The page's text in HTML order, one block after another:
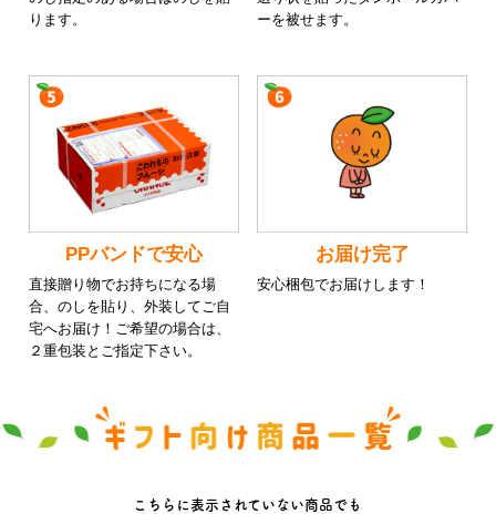
ります。
ーを被せます。
PPバンドで安心
直接贈り物でお持ちになる場
合、のしを貼り、外装してご自
宅へお届け！ご希望の場合は、
２重包装とご指定下さい。
お届け完了
安心梱包でお届けします！
こちらに表示されていない商品でも